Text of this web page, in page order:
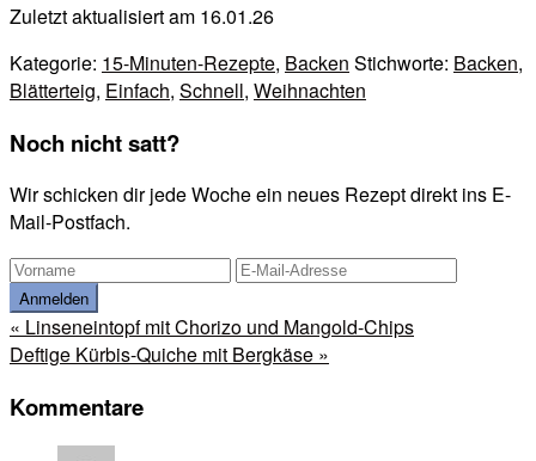
Zuletzt aktualisiert am 16.01.26
Kategorie: 15-Minuten-Rezepte, Backen Stichworte: Backen,
Blätterteig, Einfach, Schnell, Weihnachten
Noch nicht satt?
Wir schicken dir jede Woche ein neues Rezept direkt ins E-
Mail-Postfach.
Vorheriger
Beitrag:
« Linseneintopf mit Chorizo und Mangold-Chips
Nächster
Deftige Kürbis-Quiche mit Bergkäse »
Interaktionen
Kommentare